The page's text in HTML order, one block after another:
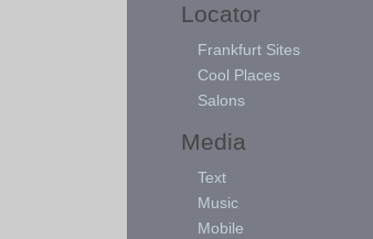
Locator
Frankfurt Sites
Cool Places
Salons
Media
Text
Music
Mobile